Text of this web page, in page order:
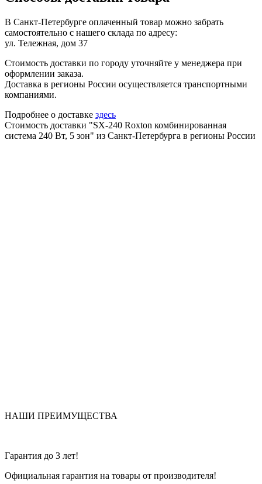
В Санкт-Петербурге оплаченный товар можно забрать
самостоятельно с нашего склада по адресу:
ул. Тележная, дом 37
Стоимость доставки по городу уточняйте у менеджера при
оформлении заказа.
Доставка в регионы России осуществляется транспортными
компаниями.
Подробнее о доставке здесь
Стоимость доставки "SX-240 Roxton комбинированная
система 240 Вт, 5 зон" из Санкт-Петербурга в регионы России
НАШИ ПРЕИМУЩЕСТВА
Гарантия до 3 лет!
Официальная гарантия на товары от производителя!